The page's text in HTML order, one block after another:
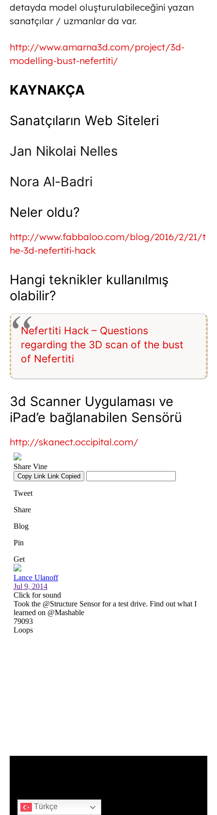
detayda model oluşturulabileceğini yazan
sanatçılar / uzmanlar da var.
http://www.amarna3d.com/project/3d-
modelling-bust-nefertiti/
KAYNAKÇA
Sanatçıların Web Siteleri
Jan Nikolai Nelles
Nora Al-Badri
Neler oldu?
http://www.fabbaloo.com/blog/2016/2/21/t
he-3d-nefertiti-hack
Hangi teknikler kullanılmış
olabilir?
Nefertiti Hack – Questions
regarding the 3D scan of the bust
of Nefertiti
3d Scanner Uygulaması ve
iPad’e bağlanabilen Sensörü
http://skanect.occipital.com/
Türkçe